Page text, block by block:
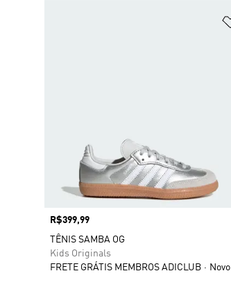
Preço
R$399,99
TÊNIS SAMBA OG
Kids Originals
FRETE GRÁTIS MEMBROS ADICLUB
Novo